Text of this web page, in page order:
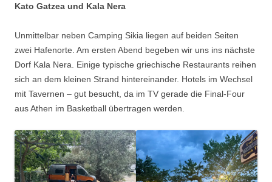
Kato Gatzea und Kala Nera
Unmittelbar neben Camping Sikia liegen auf beiden Seiten
zwei Hafenorte. Am ersten Abend begeben wir uns ins nächste
Dorf Kala Nera. Einige typische griechische Restaurants reihen
sich an dem kleinen Strand hintereinander. Hotels im Wechsel
mit Tavernen – gut besucht, da im TV gerade die Final-Four
aus Athen im Basketball übertragen werden.